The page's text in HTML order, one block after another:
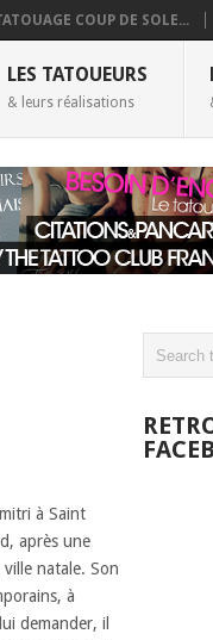
COUP DE SOLE...
LES TATOUEURS
& leurs réalisations
à Saint
après une
natale. Son
à
demander, il